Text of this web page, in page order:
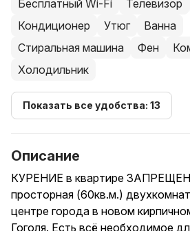
Бесплатный Wi-Fi Телевизор
Кондиционер
Утюг
Ванна
Стиральная машина
Фен
Холодильник
Показать все удобства: 13
Описание
КУРЕНИЕ в квартире
просторная (60кв.м.)
центре города в новом
Гоголя. Есть всё необходимое